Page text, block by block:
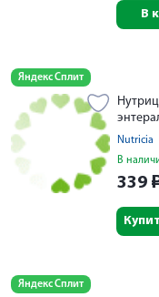
В
Яндекс Сплит
Nutricia
В
339
Яндекс Сплит